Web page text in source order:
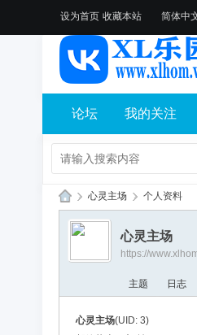
设为首页 收藏本站 简体中
论坛 我的关注
X
乐
› 心灵主场 › 个人资料
心灵主场
https://
主题 日志
心灵主场(UID: 3)